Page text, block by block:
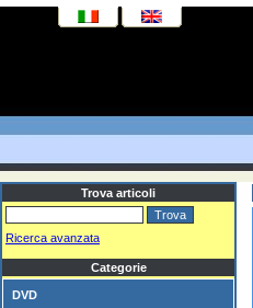
Trova articoli
Ricerca avanzata
Categorie
DVD